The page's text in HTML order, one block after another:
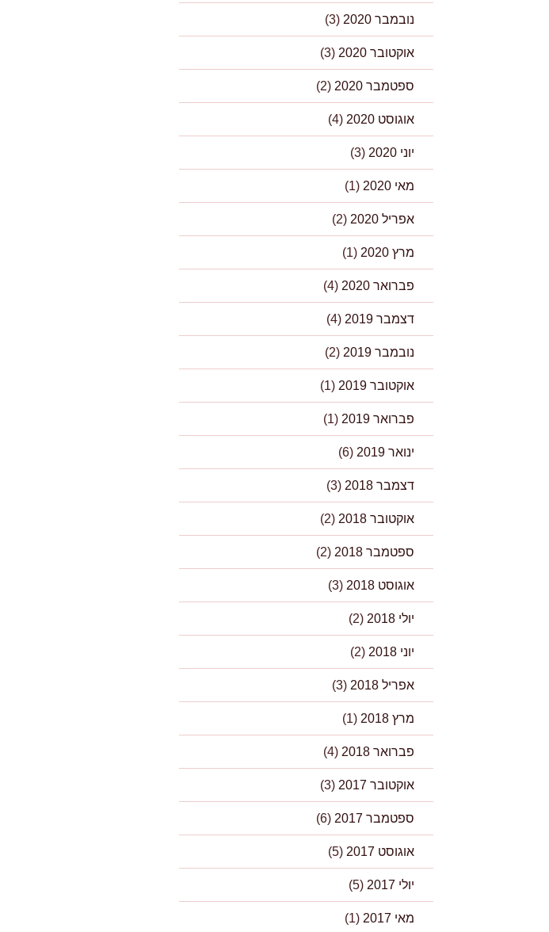
נובמבר 2020 (3)
אוקטובר 2020 (3)
ספטמבר 2020 (2)
אוגוסט 2020 (4)
יוני 2020 (3)
מאי 2020 (1)
אפריל 2020 (2)
מרץ 2020 (1)
פברואר 2020 (4)
דצמבר 2019 (4)
נובמבר 2019 (2)
אוקטובר 2019 (1)
פברואר 2019 (1)
ינואר 2019 (6)
דצמבר 2018 (3)
אוקטובר 2018 (2)
ספטמבר 2018 (2)
אוגוסט 2018 (3)
יולי 2018 (2)
יוני 2018 (2)
אפריל 2018 (3)
מרץ 2018 (1)
פברואר 2018 (4)
אוקטובר 2017 (3)
ספטמבר 2017 (6)
אוגוסט 2017 (5)
יולי 2017 (5)
מאי 2017 (1)